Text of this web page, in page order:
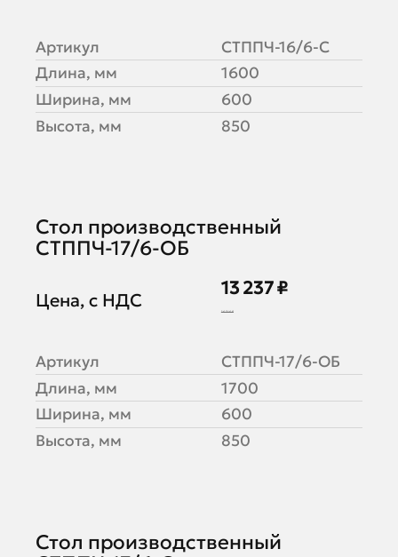
Артикул
СТППЧ-16/6-С
Длина, мм
1600
Ширина, мм
600
Высота, мм
850
Стол производственный
СТППЧ-17/6-ОБ
Цена, с НДС
13 237 ₽
16 546 ₽
Артикул
СТППЧ-17/6-ОБ
Длина, мм
1700
Ширина, мм
600
Высота, мм
850
Стол производственный